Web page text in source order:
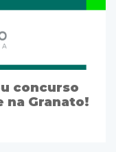
concurso
na Granato!